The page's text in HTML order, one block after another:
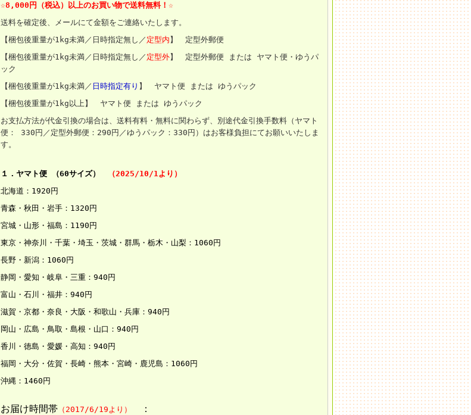
☆8,000円（税込）以上のお買い物で送料無料！☆
送料を確定後、メールにて金額をご連絡いたします。
【梱包後重量が1kg未満／日時指定無し／ 定型内 】 定型外郵便
【梱包後重量が1kg未満／日時指定無し／ 定型外】 定型外郵便 または ヤマト便・ゆうパ
ック
【梱包後重量が1kg未満／ 日時指定有り 】 ヤマト便 または ゆうパック
【梱包後重量が1kg以上】 ヤマト便 または ゆうパック
お支払方法が代金引換の場合は、送料有料・無料に関わらず、別途代金引換手数料（ヤマト
便： 330円／定型外郵便：290円／ゆうパック：330円）はお客様負担にてお願いいたしま
す。
１．ヤマト便 （60サイズ）
（2025/10/1より）
北海道：1920円
青森・秋田・岩手：1320円
宮城・山形・福島：1190円
東京・神奈川・千葉・埼玉・茨城・群馬・栃木・山梨：1060円
長野・新潟：1060円
静岡・愛知・岐阜・三重：940円
富山・石川・福井：940円
滋賀・京都・奈良・大阪・和歌山・兵庫：940円
岡山・広島・鳥取・島根・山口：940円
香川・徳島・愛媛・高知：940円
福岡・大分・佐賀・長崎・熊本・宮崎・鹿児島：1060円
沖縄：1460円
お届け時間帯 （2017/6/19より）
：